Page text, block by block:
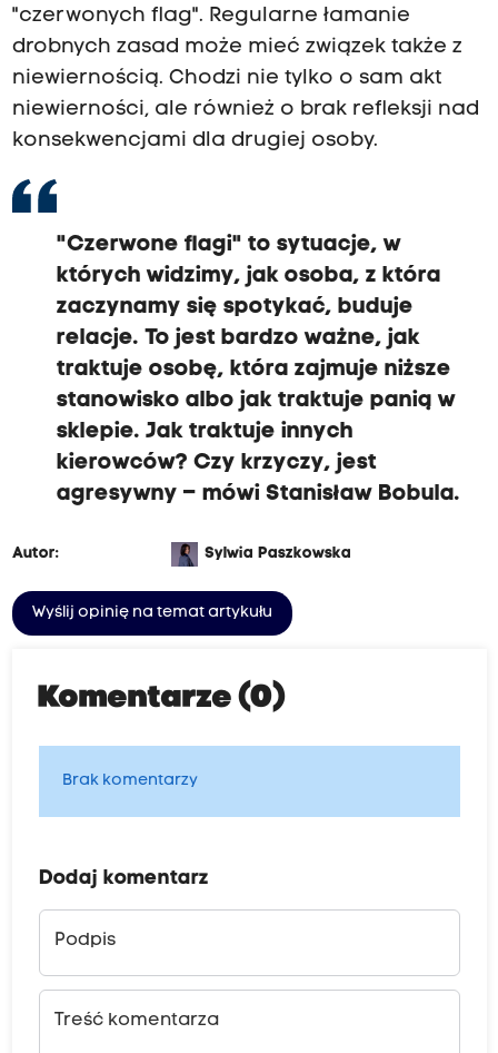
"czerwonych flag". Regularne łamanie
drobnych zasad może mieć związek także z
niewiernością. Chodzi nie tylko o sam akt
niewierności, ale również o brak refleksji nad
konsekwencjami dla drugiej osoby.
"Czerwone flagi" to sytuacje, w
których widzimy, jak osoba, z która
zaczynamy się spotykać, buduje
relacje. To jest bardzo ważne, jak
traktuje osobę, która zajmuje niższe
stanowisko albo jak traktuje panią w
sklepie. Jak traktuje innych
kierowców? Czy krzyczy, jest
agresywny – mówi Stanisław Bobula.
Autor: Sylwia Paszkowska
Wyślij opinię na temat artykułu
Komentarze (0)
Brak komentarzy
Dodaj komentarz
Podpis
Treść komentarza